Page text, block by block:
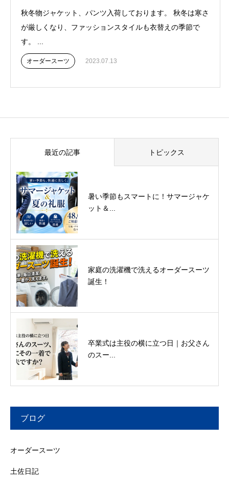
秋冬物ジャケット、パンツ入荷しております。 秋冬は寒さ
が厳しくなり、ファッションスタイルも衣替えの季節で
す。 ...
オーダースーツ 2023.07.13
最近の記事 トピックス
暑い季節もスマートに！サマージャケ
ット＆...
家庭の洗濯機で洗えるオーダースーツ
誕生！
卒業式は主役の横に立つ日｜お父さん
のスー...
ブログ
オーダースーツ
土佐日記